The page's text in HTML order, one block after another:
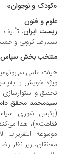
و نوجوان»
و فنون
ایران، تألیف اردوان
کروبی و حمیدرضا
بخش سپاس:
علمی سی‌ونهمین
خویش را به‌پاس
و استوارسازی میراث
محقق داماد
شورای
اهدا می‌کند:
التقریرات